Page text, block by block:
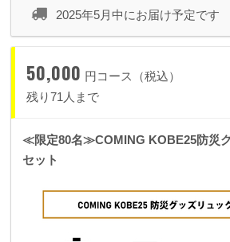
2025年5月中にお届け予定です
50,000 円コース（税込）
残り71人まで
≪限定80名≫COMING KOBE25防災
セット